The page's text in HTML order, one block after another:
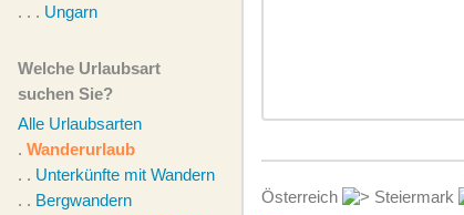
. . . Ungarn
Welche Urlaubsart
suchen Sie?
Alle Urlaubsarten
. Wanderurlaub
. . Unterkünfte mit Wandern
. . Bergwandern
Österreich Steiermark